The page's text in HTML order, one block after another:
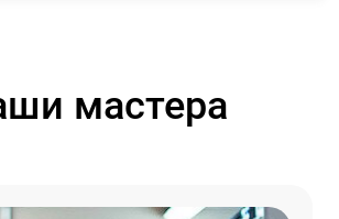
мастера